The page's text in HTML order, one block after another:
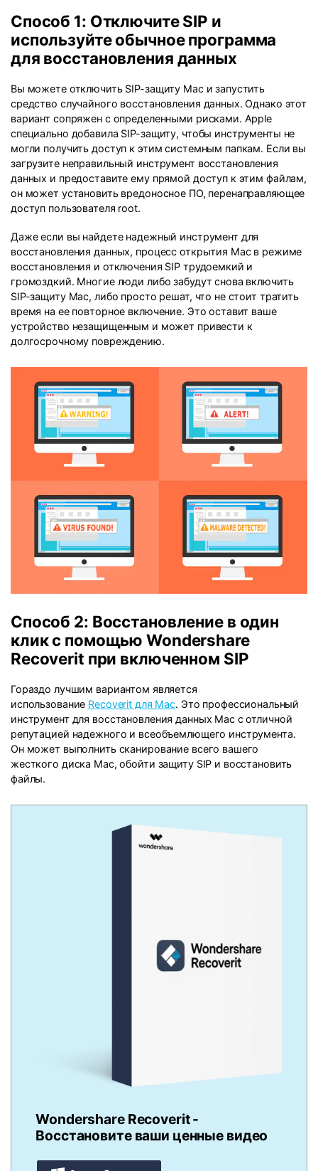
Способ 1: Отключите SIP и
используйте обычное программа
для восстановления данных
Вы можете отключить SIP-защиту Mac и запустить
средство случайного восстановления данных. Однако этот
вариант сопряжен с определенными рисками. Apple
специально добавила SIP-защиту, чтобы инструменты не
могли получить доступ к этим системным папкам. Если вы
загрузите неправильный инструмент восстановления
данных и предоставите ему прямой доступ к этим файлам,
он может установить вредоносное ПО, перенаправляющее
доступ пользователя root.
Даже если вы найдете надежный инструмент для
восстановления данных, процесс открытия Mac в режиме
восстановления и отключения SIP трудоемкий и
громоздкий. Многие люди либо забудут снова включить
SIP-защиту Mac, либо просто решат, что не стоит тратить
время на ее повторное включение. Это оставит ваше
устройство незащищенным и может привести к
долгосрочному повреждению.
Способ 2: Восстановление в один
клик с помощью Wondershare
Recoverit при включенном SIP
Гораздо лучшим вариантом является
использование Recoverit для Mac. Это профессиональный
инструмент для восстановления данных Mac с отличной
репутацией надежного и всеобъемлющего инструмента.
Он может выполнить сканирование всего вашего
жесткого диска Mac, обойти защиту SIP и восстановить
файлы.
Wondershare Recoverit -
Восстановите ваши ценные видео